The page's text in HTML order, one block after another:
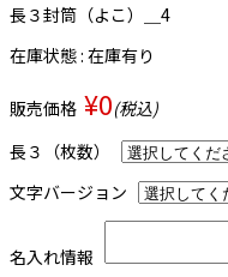
長３封筒（よこ）＿4
在庫状態 : 在庫有り
販売価格 ¥0(税込)
長３（枚数）
文字バージョン
名入れ情報